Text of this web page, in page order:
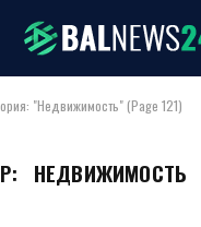
"Недвижимость" (Page 121)
НЕДВИЖИМОСТЬ